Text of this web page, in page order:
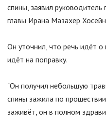
спины, заявил
главы Ирана Мазахер
Он уточнил, что речь идёт
идёт на поправку.
"Он получил небольшую
спины зажила по
заживёт, он в полном